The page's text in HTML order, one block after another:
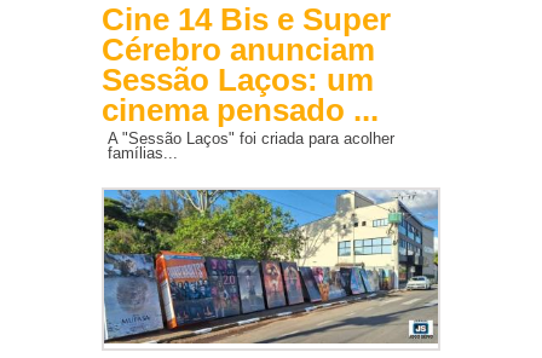
Cine 14 Bis e Super
Cérebro anunciam
Sessão Laços: um
cinema pensado ...
A "Sessão Laços" foi criada para acolher
famílias...